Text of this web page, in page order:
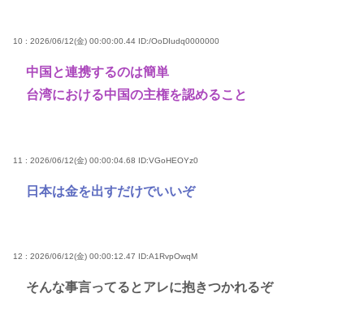
10 : 2026/06/12(金) 00:00:00.44 ID:/OoDIudq0000000
中国と連携するのは簡単
台湾における中国の主権を認めること
11 : 2026/06/12(金) 00:00:04.68 ID:VGoHEOYz0
日本は金を出すだけでいいぞ
12 : 2026/06/12(金) 00:00:12.47 ID:A1RvpOwqM
そんな事言ってるとアレに抱きつかれるぞ